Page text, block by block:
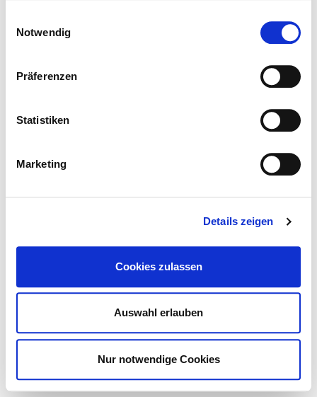
Notwendig
Präferenzen
Statistiken
Marketing
Details zeigen
Cookies zulassen
Auswahl erlauben
Nur notwendige Cookies